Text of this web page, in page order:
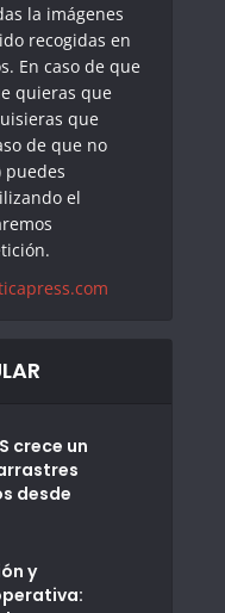
la imágenes
recogidas en
En caso de que
quieras que
que
de que no
puedes
el
crece un
desde
y